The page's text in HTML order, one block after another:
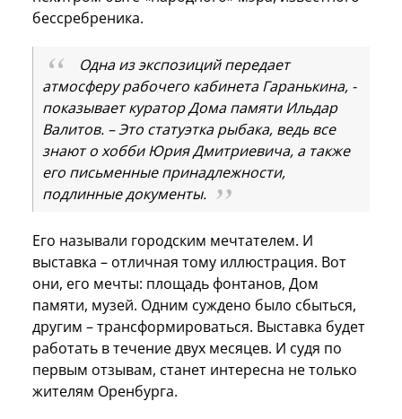
бессребреника.
Одна из экспозиций передает
атмосферу рабочего кабинета Гаранькина, -
показывает куратор Дома памяти Ильдар
Валитов. – Это статуэтка рыбака, ведь все
знают о хобби Юрия Дмитриевича, а также
его письменные принадлежности,
подлинные документы.
Его называли городским мечтателем. И
выставка – отличная тому иллюстрация. Вот
они, его мечты: площадь фонтанов, Дом
памяти, музей. Одним суждено было сбыться,
другим – трансформироваться. Выставка будет
работать в течение двух месяцев. И судя по
первым отзывам, станет интересна не только
жителям Оренбурга.